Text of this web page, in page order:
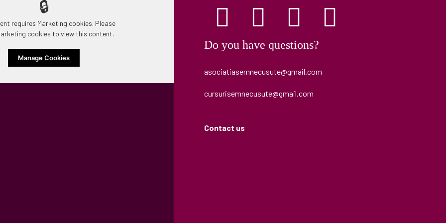
🔒
requires Marketing cookies. Please
cookies to view this content.
Manage Cookies
Do you have questions?
asociatiasemnecusute@gmail.com
cursurisemnecusute@gmail.com
Contact us